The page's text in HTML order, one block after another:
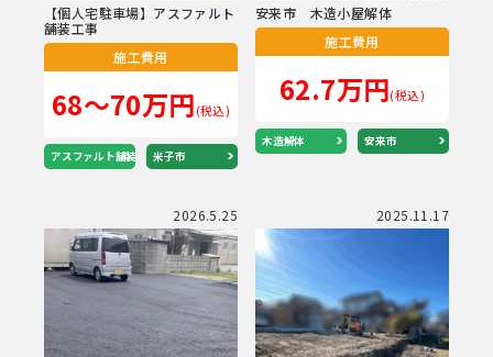
【個人宅駐車場】アスファルト
舗装工事
施工費用
68～70万円(税込)
アスファルト舗装 米子市
安来市 木造小屋解体
施工費用
62.7万円(税込)
木造解体 安来市
2026.5.25 2025.11.17